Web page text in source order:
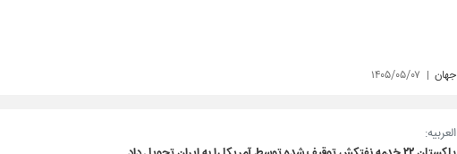
جهان ۱۴۰۵/۰۵/۰۷
العربیه: